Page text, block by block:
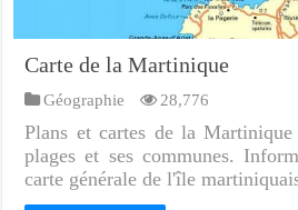
Carte de la Martinique
Géographie 28,776
Plans et cartes de la
plages et ses communes.
carte générale de l'île